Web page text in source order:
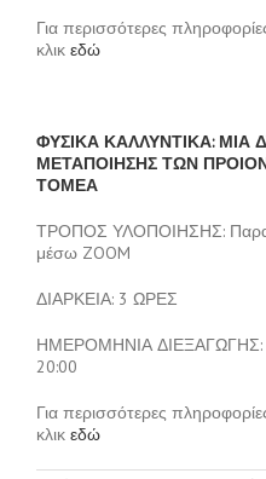
Για περισσότερες
κλικ εδώ
ΦΥΣΙΚΑ ΚΑΛΛΥΝΤΙΚΑ: ΜΙΑ
ΜΕΤΑΠΟΙΗΣΗΣ ΤΩΝ
ΤΟΜΕΑ
ΤΡΟΠΟΣ ΥΛΟΠΟΙΗΣΗΣ:
μέσω ZOOM
ΔΙΑΡΚΕΙΑ: 3 ΩΡΕΣ
ΗΜΕΡΟΜΗΝΙΑ ΔΙΕΞΑΓΩΓΗΣ:
20:00
Για περισσότερες
κλικ εδώ